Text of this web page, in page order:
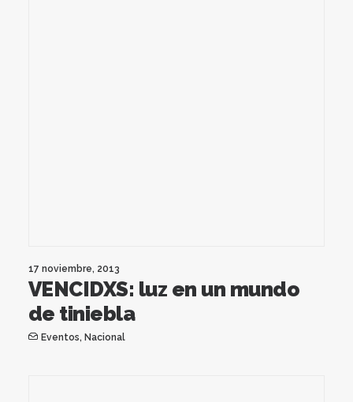
17 noviembre, 2013
VENCIDXS: luz en un mundo
de tiniebla
Eventos, Nacional